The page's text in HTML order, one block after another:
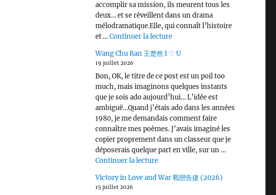
accomplir sa mission, ils meurent tous les
deux… et se réveillent dans un drama
mélodramatique.Elle, qui connaît l’histoire
et …Continuer la lecturede « Love, Lies, and Spies 黑龙
Wang Chu Ran 王楚然 I ♡ U
19 juillet 2026
Bon, OK, le titre de ce post est un poil too
much, mais imaginons quelques instants
que je sois ado aujourd’hui… L’idée est
ambiguë…Quand j’étais ado dans les années
1980, je me demandais comment faire
connaître mes poèmes. J’avais imaginé les
copier proprement dans un classeur que je
déposerais quelque part en ville, sur un …
Continuer la lecturede « Wang Chu Ran 王楚然 I ♡ U »
Victory in Love and War 戰戀告捷 (2026)
15 juillet 2026